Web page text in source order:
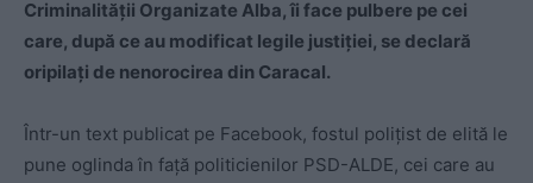
Criminalităţii Organizate Alba, îi face pulbere pe cei
care, după ce au modificat legile justiției, se declară
oripilați de nenorocirea din Caracal.
Într-un text publicat pe Facebook, fostul polițist de elită le
pune oglinda în față politicienilor PSD-ALDE, cei care au